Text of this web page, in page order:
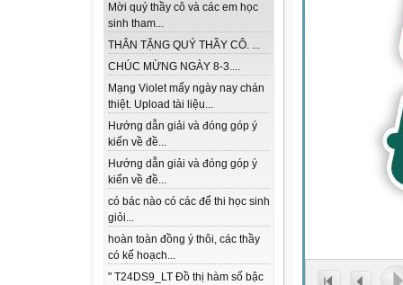
Mời quý thầy cô và các em học
sinh tham...
THÂN TẶNG QUÝ THẦY CÔ. ...
CHÚC MỪNG NGÀY 8-3....
Mạng Violet mấy ngày nay chán
thiệt. Upload tài liệu...
Hướng dẫn giải và đóng góp ý
kiến về đề...
Hướng dẫn giải và đóng góp ý
kiến về đề...
có bác nào có các để thi học sinh
giỏi...
hoàn toàn đồng ý thôi, các thầy
có kế hoạch...
" T24DS9_LT Đồ thị hàm số bậc